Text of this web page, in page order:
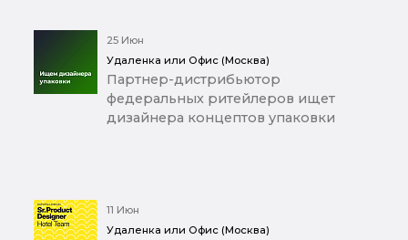
25 Июн
Удаленка или Офис (Москва)
Партнер-дистрибьютор
федеральных ритейлеров ищет
дизайнера концептов упаковки
11 Июн
Удаленка или Офис (Москва)